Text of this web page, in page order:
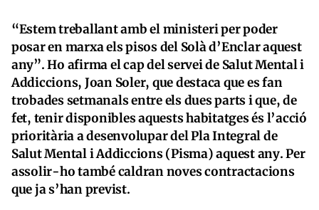
“Estem treballant amb el ministeri per poder
posar en marxa els pisos del Solà d’Enclar aquest
any”. Ho afirma el cap del servei de Salut Mental i
Addiccions, Joan Soler, que destaca que es fan
trobades setmanals entre els dues parts i que, de
fet, tenir disponibles aquests habitatges és l’acció
prioritària a desenvolupar del Pla Integral de
Salut Mental i Addiccions (Pisma) aquest any. Per
assolir-ho també caldran noves contractacions
que ja s’han previst.